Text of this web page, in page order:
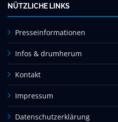
NÜTZLICHE LINKS
Presseinformationen
Infos & drumherum
Kontakt
Impressum
Datenschutzerklärung